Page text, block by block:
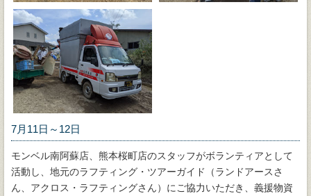
7月11日～12日
モンベル南阿蘇店、熊本桜町店のスタッフがボランティアとして
活動し、地元のラフティング・ツアーガイド（ランドアースさ
ん、アクロス・ラフティングさん）にご協力いただき、義援物資